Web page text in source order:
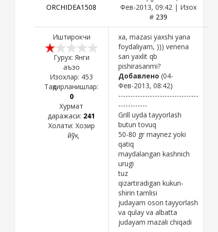
ORCHIDEA1508
Фев-2013, 09:42 | Изох
# 239
Иштирокчи
Гурух: Янги
аъзо
Изохлар: 453
Тақдирланишлар:
0
Хурмат
даражаси: 241
Холати: Хозир
йўқ
xa, mazasi yaxshi yana
foydaliyam, ))) venena
san yaxlit qb
pishirasanmi?
Добавлено (04-
Фев-2013, 08:42)
---------------------------------
------------
Grill uyda tayyorlash
butun tovuq
50-80 gr maynez yoki
qatiq
maydalangan kashnich
urugi
tuz
qizartiradigan kukun-
shirin tamlisi
judayam oson tayyorlash
va qulay va albatta
judayam mazali chiqadi